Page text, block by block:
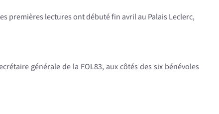
premières lectures ont débuté fin avril au Palais Leclerc,
générale de la FOL83, aux côtés des six bénévoles